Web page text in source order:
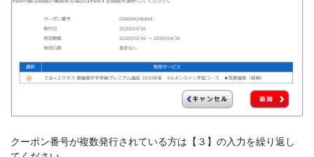
クーポン番号が複数発行されている方は【 ３ 】の入力を繰り返し